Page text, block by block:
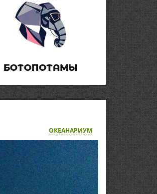
БОТОПОТАМЫ
ОКЕАНАРИУМ